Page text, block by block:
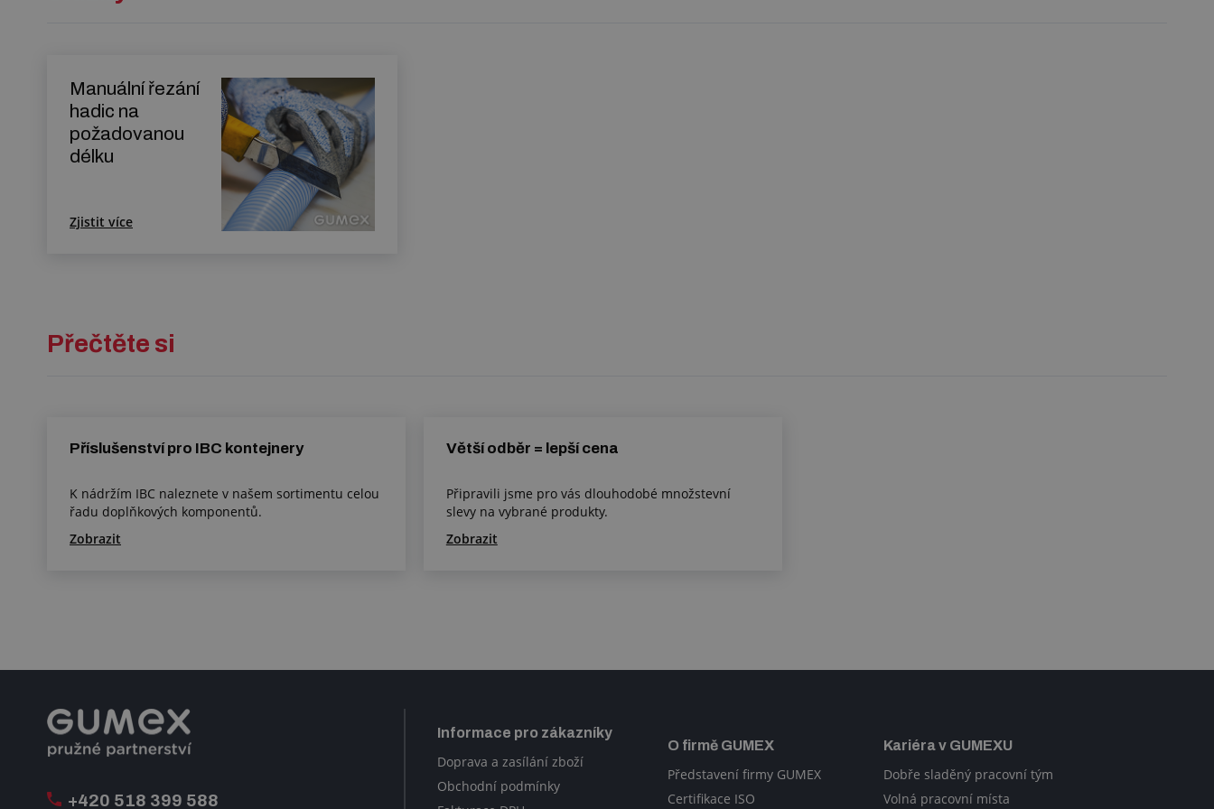
Manuální řezání
hadic na
požadovanou
délku
Zjistit více
Přečtěte si
Příslušenství pro IBC kontejnery
K nádržím IBC naleznete v našem sortimentu celou
řadu doplňkových komponentů.
Zobrazit
Větší odběr = lepší cena
Připravili jsme pro vás dlouhodobé množstevní
slevy na vybrané produkty.
Zobrazit
+420 518 399 588
Informace pro zákazníky
Doprava a zasílání zboží
Obchodní podmínky
O firmě GUMEX
Představení firmy GUMEX
Certifikace ISO
Kariéra v GUMEXU
Dobře sladěný pracovní tým
Volná pracovní místa